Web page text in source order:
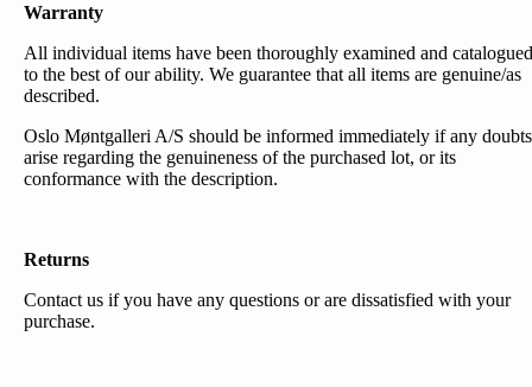
Warranty
All individual items have been thoroughly examined and catalogued
to the best of our ability. We guarantee that all items are genuine/as
described.
Oslo Møntgalleri A/S should be informed immediately if any doubts
arise regarding the genuineness of the purchased lot, or its
conformance with the description.
Returns
Contact us if you have any questions or are dissatisfied with your
purchase.